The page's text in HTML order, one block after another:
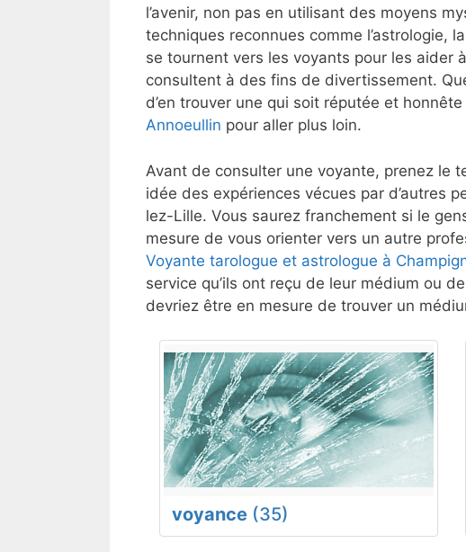
l’avenir, non pas en utilisant des moyens
techniques reconnues comme l’astrologie,
se tournent vers les voyants pour les aider
consultent à des fins de divertissement.
d’en trouver une qui soit réputée et
Annoeullin pour aller plus loin.
Avant de consulter une voyante, prenez le
idée des expériences vécues par d’autres
lez-Lille. Vous saurez franchement si le
mesure de vous orienter vers un autre
Voyante tarologue et astrologue à
service qu’ils ont reçu de leur médium ou
devriez être en mesure de trouver un
voyance (35)